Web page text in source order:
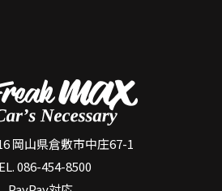
岡山県倉敷市中庄67-1
086-454-8500